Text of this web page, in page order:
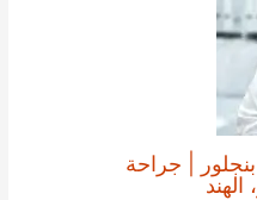
| جراحة
الهند